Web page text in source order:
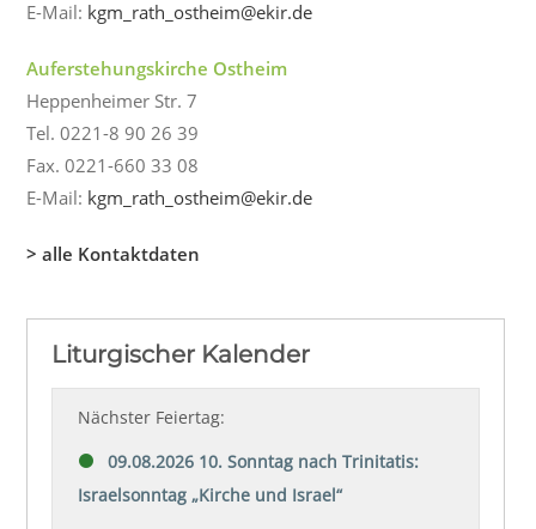
E-Mail: kgm_rath_ostheim@ekir.de
Auferstehungskirche Ostheim
Heppenheimer Str. 7
Tel. 0221-8 90 26 39
Fax. 0221-660 33 08
E-Mail: kgm_rath_ostheim@ekir.de
> alle Kontaktdaten